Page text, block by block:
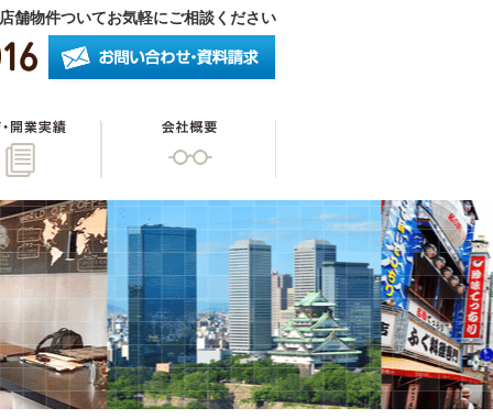
物件ついてお気軽にご相談ください
いオーナー様 開店・開業実績